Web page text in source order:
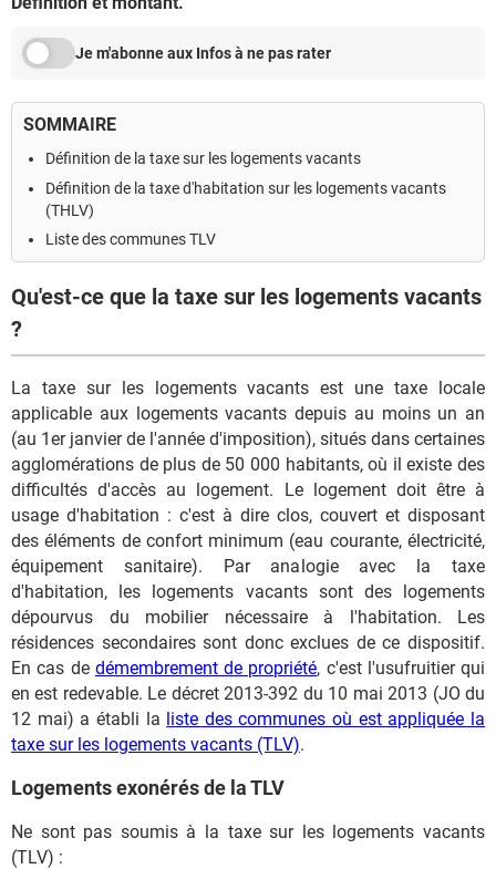
Je m'abonne aux Infos à ne pas rater
SOMMAIRE
Définition de la taxe sur les logements vacants
Définition de la taxe d'habitation sur les logements vacants
(THLV)
Liste des communes TLV
Qu'est-ce que la taxe sur les logements vacants
?
La taxe sur les logements vacants est une taxe locale
applicable aux logements vacants depuis au moins un an
(au 1er janvier de l'année d'imposition), situés dans certaines
agglomérations de plus de 50 000 habitants, où il existe des
difficultés d'accès au logement. Le logement doit être à
usage d'habitation : c'est à dire clos, couvert et disposant
des éléments de confort minimum (eau courante, électricité,
équipement sanitaire). Par analogie avec la taxe
d'habitation, les logements vacants sont des logements
dépourvus du mobilier nécessaire à l'habitation. Les
résidences secondaires sont donc exclues de ce dispositif.
En cas de démembrement de propriété, c'est l'usufruitier qui
en est redevable. Le décret 2013-392 du 10 mai 2013 (JO du
12 mai) a établi la liste des communes où est appliquée la
taxe sur les logements vacants (TLV).
Logements exonérés de la TLV
Ne sont pas soumis à la taxe sur les logements vacants
(TLV) :